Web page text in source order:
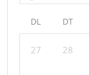
DL DT
27 28